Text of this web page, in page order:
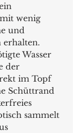
wenig
und
erhalten.
Wasser
der
im Topf
Schüttrand
sammelt